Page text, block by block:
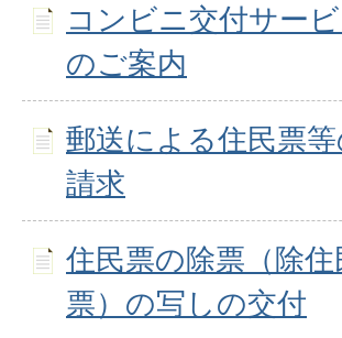
コンビニ交付サー
のご案内
郵送による住民票
請求
住民票の除票（除住
票）の写しの交付